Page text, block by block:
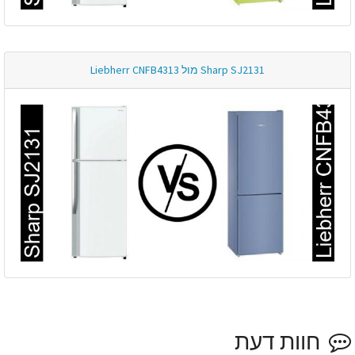
Sharp SJ2131 מול Liebherr CNFB4313
חוות דעת